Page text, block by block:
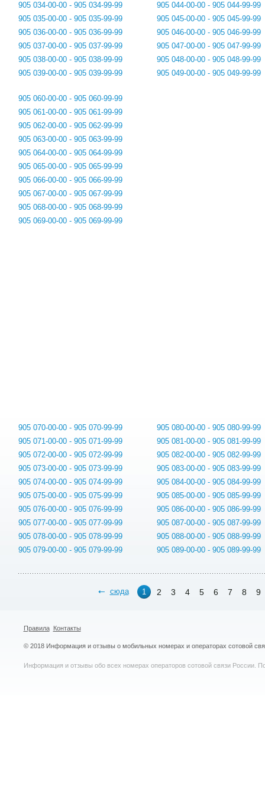
905 034-00-00 - 905 034-99-99
905 035-00-00 - 905 035-99-99
905 036-00-00 - 905 036-99-99
905 037-00-00 - 905 037-99-99
905 038-00-00 - 905 038-99-99
905 039-00-00 - 905 039-99-99
905 044-00-00 - 905 044-99-99
905 045-00-00 - 905 045-99-99
905 046-00-00 - 905 046-99-99
905 047-00-00 - 905 047-99-99
905 048-00-00 - 905 048-99-99
905 049-00-00 - 905 049-99-99
905 060-00-00 - 905 060-99-99
905 061-00-00 - 905 061-99-99
905 062-00-00 - 905 062-99-99
905 063-00-00 - 905 063-99-99
905 064-00-00 - 905 064-99-99
905 065-00-00 - 905 065-99-99
905 066-00-00 - 905 066-99-99
905 067-00-00 - 905 067-99-99
905 068-00-00 - 905 068-99-99
905 069-00-00 - 905 069-99-99
905 070-00-00 - 905 070-99-99
905 071-00-00 - 905 071-99-99
905 072-00-00 - 905 072-99-99
905 073-00-00 - 905 073-99-99
905 074-00-00 - 905 074-99-99
905 075-00-00 - 905 075-99-99
905 076-00-00 - 905 076-99-99
905 077-00-00 - 905 077-99-99
905 078-00-00 - 905 078-99-99
905 079-00-00 - 905 079-99-99
905 080-00-00 - 905 080-99-99
905 081-00-00 - 905 081-99-99
905 082-00-00 - 905 082-99-99
905 083-00-00 - 905 083-99-99
905 084-00-00 - 905 084-99-99
905 085-00-00 - 905 085-99-99
905 086-00-00 - 905 086-99-99
905 087-00-00 - 905 087-99-99
905 088-00-00 - 905 088-99-99
905 089-00-00 - 905 089-99-99
сюда 1 2 3 4 5 6 7 8 9
Правила Контакты
© 2018 Информация и отзывы о мобильных номерах и операторах сотовой
Информация и отзывы обо всех номерах операторов сотовой связи России.